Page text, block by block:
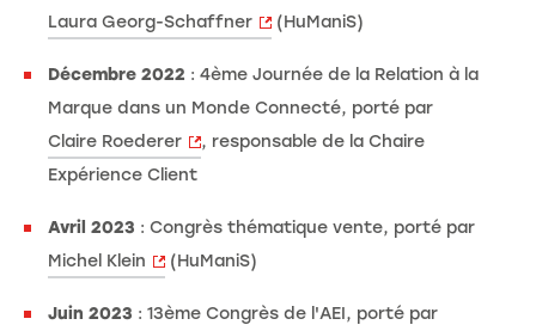
Laura Georg-Schaffner
(HuManiS)
Décembre 2022 : 4ème Journée de la Relation à la
Marque dans un Monde Connecté, porté par
Claire Roederer
, responsable de la Chaire
Expérience Client
Avril 2023 : Congrès thématique vente, porté par
Michel Klein
(HuManiS)
Juin 2023 : 13ème Congrès de l'AEI, porté par